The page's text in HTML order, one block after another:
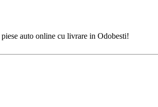
auto online cu livrare in Odobesti!